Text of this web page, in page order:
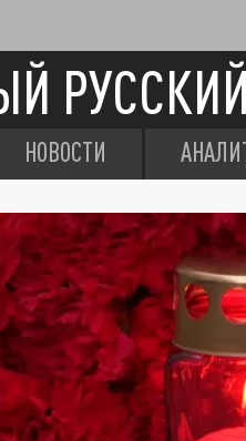
РУССКИЙ
НОВОСТИ